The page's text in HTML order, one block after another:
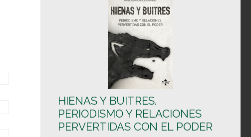
HIENAS Y BUITRES.
PERIODISMO Y RELACIONES
PERVERTIDAS CON EL PODER